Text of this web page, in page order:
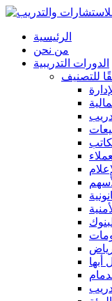
الرئيسية
من نحن
الدورات التدريبية
للتصنيف
أبها